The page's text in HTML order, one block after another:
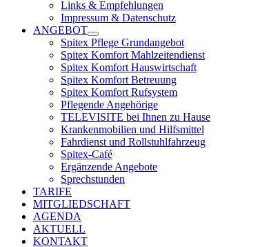
Links & Empfehlungen
Impressum & Datenschutz
ANGEBOT
Spitex Pflege Grundangebot
Spitex Komfort Mahlzeitendienst
Spitex Komfort Hauswirtschaft
Spitex Komfort Betreuung
Spitex Komfort Rufsystem
Pflegende Angehörige
TELEVISITE bei Ihnen zu Hause
Krankenmobilien und Hilfsmittel
Fahrdienst und Rollstuhlfahrzeug
Spitex-Café
Ergänzende Angebote
Sprechstunden
TARIFE
MITGLIEDSCHAFT
AGENDA
AKTUELL
KONTAKT